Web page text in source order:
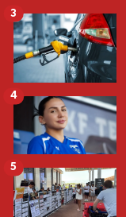
3
4
5